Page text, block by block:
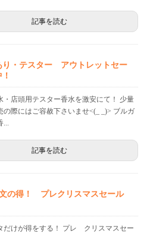
記事を読む
・テスター アウトレットセー
・店頭用テスター香水を激安にて！ 少量
の際にはご容赦下さいませ<(_ _)> ブルガ
...
記事を読む
の得！ プレクリスマスセール
だけが得をする！ プレ クリスマスセー